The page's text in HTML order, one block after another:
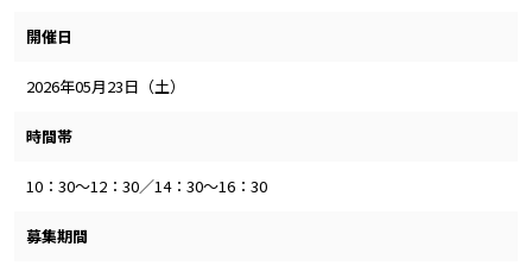
開催日
2026年05月23日（土）
時間帯
10：30～12：30／14：30～16：30
募集期間